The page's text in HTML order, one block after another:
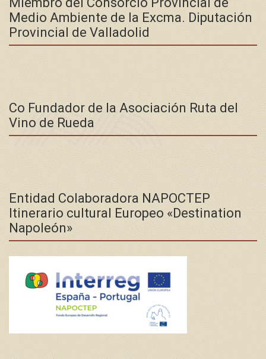
Medio Ambiente de la Excma. Diputación
Provincial de Valladolid
Co Fundador de la Asociación Ruta del
Vino de Rueda
Entidad Colaboradora NAPOCTEP
Itinerario cultural Europeo «Destination
Napoleón»